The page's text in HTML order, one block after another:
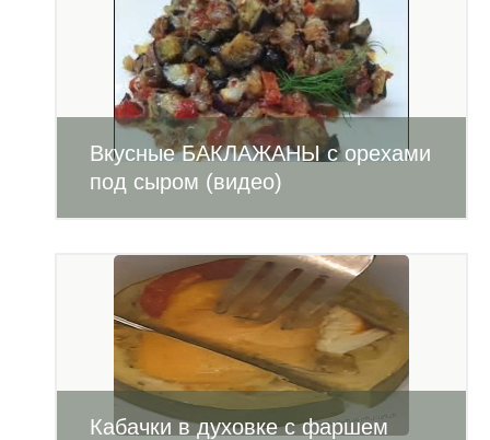
Вкусные БАКЛАЖАНЫ с орехами
под сыром (видео)
Кабачки в духовке с фаршем